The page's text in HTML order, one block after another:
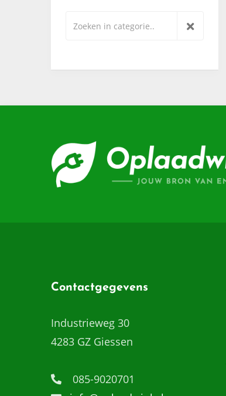
Contactgegevens
Industrieweg 30
4283 GZ Giessen
085-9020701